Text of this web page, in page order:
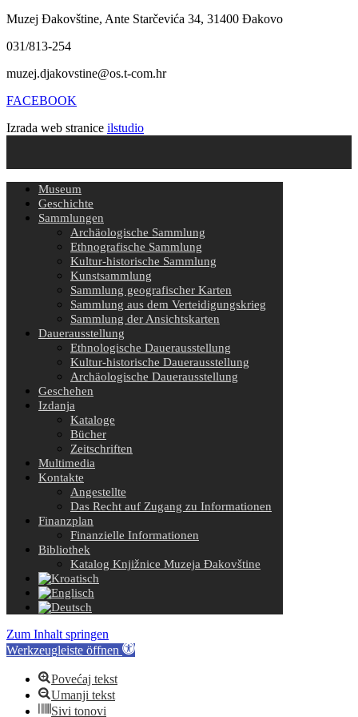
Muzej Đakovštine, Ante Starčevića 34, 31400 Đakovo
031/813-254
muzej.djakovstine@os.t-com.hr
FACEBOOK
Izrada web stranice ilstudio
Museum
Geschichte
Sammlungen
Archäologische Sammlung
Ethnografische Sammlung
Kultur-historische Sammlung
Kunstsammlung
Sammlung geografischer Karten
Sammlung aus dem Verteidigungskrieg
Sammlung der Ansichtskarten
Dauerausstellung
Ethnologische Dauerausstellung
Kultur-historische Dauerausstellung
Archäologische Dauerausstellung
Geschehen
Izdanja
Kataloge
Bücher
Zeitschriften
Multimedia
Kontakte
Angestellte
Das Recht auf Zugang zu Informationen
Finanzplan
Finanzielle Informationen
Bibliothek
Katalog Knjižnice Muzeja Đakovštine
Zum Inhalt springen
Werkzeugleiste öffnen
Povećaj tekst
Umanji tekst
Sivi tonovi